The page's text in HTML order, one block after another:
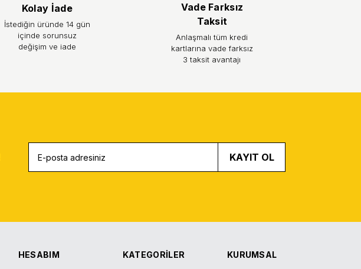
Kolay İade
İstediğin üründe 14 gün
içinde sorunsuz
değişim ve iade
Vade Farksız
Taksit
Anlaşmalı tüm kredi
kartlarına vade farksız
3 taksit avantajı
KAYIT OL
HESABIM KATEGORİLER KURUMSAL